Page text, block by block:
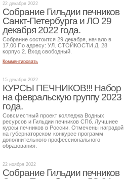
22 декабря 2022
Собрание Гильдии печников
Санкт-Петербурга и ЛО 29
декабря 2022 года.
Собрание состоится 29 декабря, начало в
17.00 По адресу: УЛ. СТОЙКОСТИ Д. 28
корпус 2. Вход свободный.
Комментировать
15 декабря 2022
КУРСЫ ПЕЧНИКОВ!!! Набор
на февральскую группу 2023
года.
Совсместный проект колледжа Водных
ресурсов и Гильдии печников СПб. Лучшиее
курсы печников в России. Отмечены наградой
на губернаторском конкурсе программ
дополнительного профессионального
образования.
22 ноября 2022
Собрание Гильдии печников